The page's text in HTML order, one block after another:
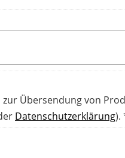
Übersendung von
Datenschutzerklärung).